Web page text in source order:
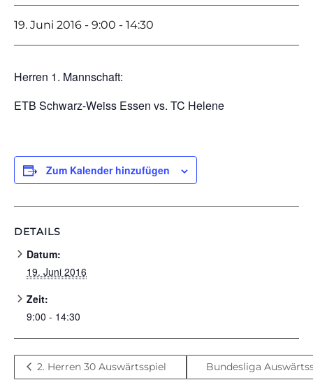
19. Juni 2016 - 9:00 - 14:30
Herren 1. Mannschaft:
ETB Schwarz-Weiss Essen vs. TC Helene
Zum Kalender hinzufügen
DETAILS
Datum:
19. Juni 2016
Zeit:
9:00 - 14:30
2. Herren 30 Auswärtsspiel Bundesliga